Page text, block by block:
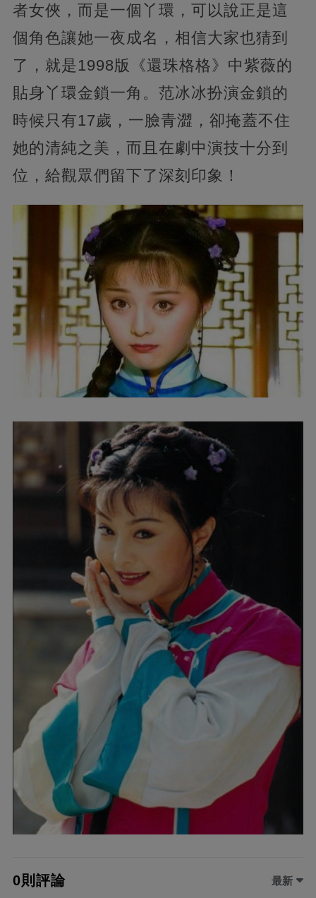
者女俠，而是一個丫環，可以說正是這
個角色讓她一夜成名，相信大家也猜到
了，就是1998版《還珠格格》中紫薇的
貼身丫環金鎖一角。范冰冰扮演金鎖的
時候只有17歲，一臉青澀，卻掩蓋不住
她的清純之美，而且在劇中演技十分到
位，給觀眾們留下了深刻印象！
0則評論 最新